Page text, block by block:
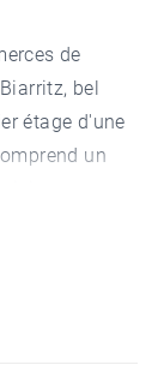
de
bel
étage d'une
un
une salle
sous